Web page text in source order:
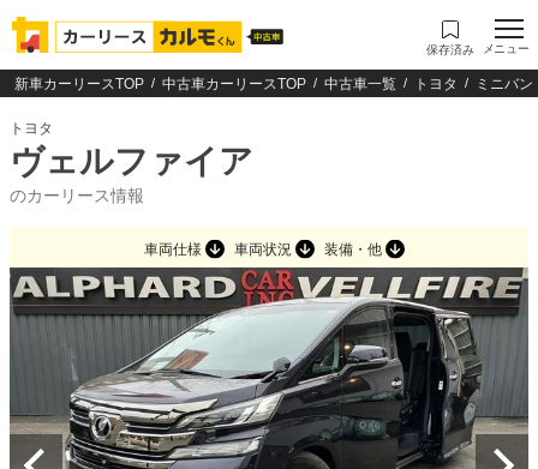
保存済み メニュー
新車カーリースTOP 中古車カーリースTOP 中古車一覧 トヨタ ミニバ
トヨタ
ヴェルファイア
のカーリース情報
車両仕様 車両状況 装備・他